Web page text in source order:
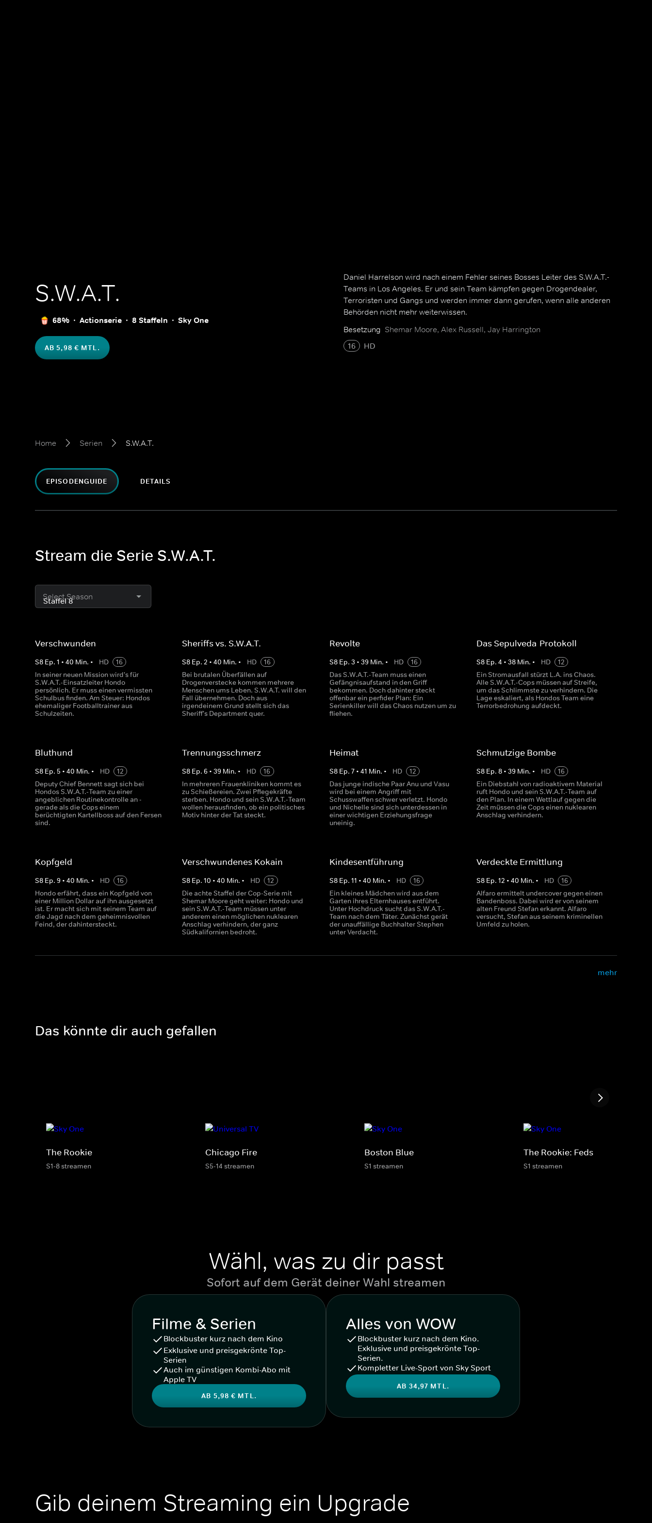
S.W.A.T.
68% Actionserie 8 Staffeln Sky One
AB 5,98 € MTL.
Daniel Harrelson wird nach einem Fehler seines Bosses Leiter des S.W.A.T.-
Teams in Los Angeles. Er und sein Team kämpfen gegen Drogendealer,
Terroristen und Gangs und werden immer dann gerufen, wenn alle anderen
Behörden nicht mehr weiterwissen.
Besetzung Shemar Moore, Alex Russell, Jay Harrington
16
HD
Home Serien S.W.A.T.
EPISODENGUIDE DETAILS
Stream die Serie S.W.A.T.
Select Season
Verschwunden
S8 Ep. 1 • 40 Min. • HD
16
In seiner neuen Mission wird's für
S.W.A.T.-Einsatzleiter Hondo
persönlich. Er muss einen vermissten
Schulbus finden. Am Steuer: Hondos
ehemaliger Footballtrainer aus
Schulzeiten.
Sheriffs vs. S.W.A.T.
S8 Ep.2 •40 Min. • HD
16
Bei brutalen Überfällen auf
Drogenverstecke kommen mehrere
Menschen ums Leben. S.W.A.T. will den
Fall übernehmen. Doch aus
irgendeinem Grund stellt sich das
Sheriff's Department quer.
Revolte
S8 Ep. 3 • 39Min. • HD
16
Das S.W.A.T.-Team muss einen
Gefängnisaufstand in den Griff
bekommen. Doch dahinter steckt
offenbar ein perfider Plan: Ein
Serienkiller will das Chaos nutzen um zu
fliehen.
Das Sepulveda-Protokoll
S8 Ep. 4 • 38Min. • HD
12
Ein Stromausfall stürzt L.A. ins Chaos.
Alle S.W.A.T.-Cops müssen auf Streife,
um das Schlimmste zu verhindern. Die
Lage eskaliert, als Hondos Team eine
Terrorbedrohung aufdeckt.
Bluthund
S8 Ep. 5 • 40 Min. • HD
12
Deputy Chief Bennett sagt sich bei
Hondos S.W.A.T.-Team zu einer
angeblichen Routinekontrolle an -
gerade als die Cops einem
berüchtigten Kartellboss auf den Fersen
sind.
Trennungsschmerz
S8 Ep.6 •39 Min. • HD
16
In mehreren Frauenkliniken kommt es
zu Schießereien. Zwei Pflegekräfte
sterben. Hondo und sein S.W.A.T.-Team
wollen herausfinden, ob ein politisches
Motiv hinter der Tat steckt.
Heimat
S8 Ep. 7• 41 Min. • HD
12
Das junge indische Paar Anu und Vasu
wird bei einem Angriff mit
Schusswaffen schwer verletzt. Hondo
und Nichelle sind sich unterdessen in
einer wichtigen Erziehungsfrage
uneinig.
Schmutzige Bombe
S8 Ep. 8• 39Min. • HD
16
Ein Diebstahl von radioaktivem Material
ruft Hondo und sein S.W.A.T.-Team auf
den Plan. In einem Wettlauf gegen die
Zeit müssen die Cops einen nuklearen
Anschlag verhindern.
Kopfgeld
S8 Ep. 9 • 40 Min. • HD
16
Hondo erfährt, dass ein Kopfgeld von
einer Million Dollar auf ihn ausgesetzt
ist. Er macht sich mit seinem Team auf
die Jagd nach dem geheimnisvollen
Feind, der dahintersteckt.
Verschwundenes Kokain
S8 Ep.10 •40 Min. • HD
12
Die achte Staffel der Cop-Serie mit
Shemar Moore geht weiter: Hondo und
sein S.W.A.T.-Team müssen unter
anderem einen möglichen nuklearen
Anschlag verhindern, der ganz
Südkalifornien bedroht.
Kindesentführung
S8 Ep. 11 • 40 Min. • HD
16
Ein kleines Mädchen wird aus dem
Garten ihres Elternhauses entführt.
Unter Hochdruck sucht das S.W.A.T.-
Team nach dem Täter. Zunächst gerät
der unauffällige Buchhalter Stephen
unter Verdacht.
Verdeckte Ermittlung
S8 Ep. 12 • 40 Min. • HD
16
Alfaro ermittelt undercover gegen einen
Bandenboss. Dabei wird er von seinem
alten Freund Stefan erkannt. Alfaro
versucht, Stefan aus seinem kriminellen
Umfeld zu holen.
mehr
Das könnte dir auch gefallen
The Rookie
S1-8 streamen
Chicago Fire
S5-14 streamen
Boston Blue
S1 streamen
The Rookie: Feds
S1 streamen
Wähl, was zu dir passt
Sofort auf dem Gerät deiner Wahl streamen
Filme & Serien
Blockbuster kurz nach dem Kino
Exklusive und preisgekrönte Top-
Serien
Auch im günstigen Kombi-Abo mit
Apple TV
AB 5,98 € MTL.
Alles von WOW
Blockbuster kurz nach dem Kino.
Exklusive und preisgekrönte Top-
Serien.
Kompletter Live-Sport von Sky Sport
AB 34,97 MTL.
Gib deinem Streaming ein Upgrade